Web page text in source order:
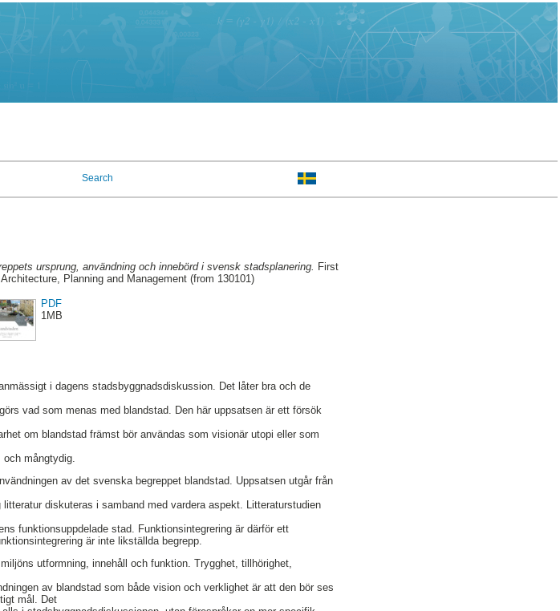
Search
ursprung, användning och innebörd i svensk stadsplanering. First
Planning and Management (from 130101)
PDF
1MB
i dagens stadsbyggnadsdiskussion. Det låter bra och de
vad som menas med blandstad. Den här uppsatsen är ett försök
om blandstad främst bör användas som visionär utopi eller som
och mångtydig.
av det svenska begreppet blandstad. Uppsatsen utgår från
diskuteras i samband med vardera aspekt. Litteraturstudien
funktionsuppdelade stad. Funktionsintegrering är därför ett
är inte likställda begrepp.
utformning, innehåll och funktion. Trygghet, tillhörighet,
av blandstad som både vision och verklighet är att den bör ses
mål. Det